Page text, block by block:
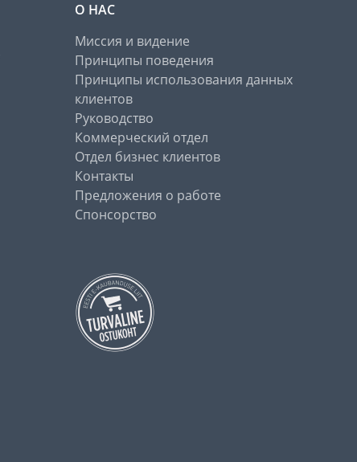
О НАС
Миссия и видение
Принципы поведения
Принципы использования данных
клиентов
Руководство
Коммерческий отдел
Отдел бизнес клиентов
Контакты
Предложения о работе
Спонсорство